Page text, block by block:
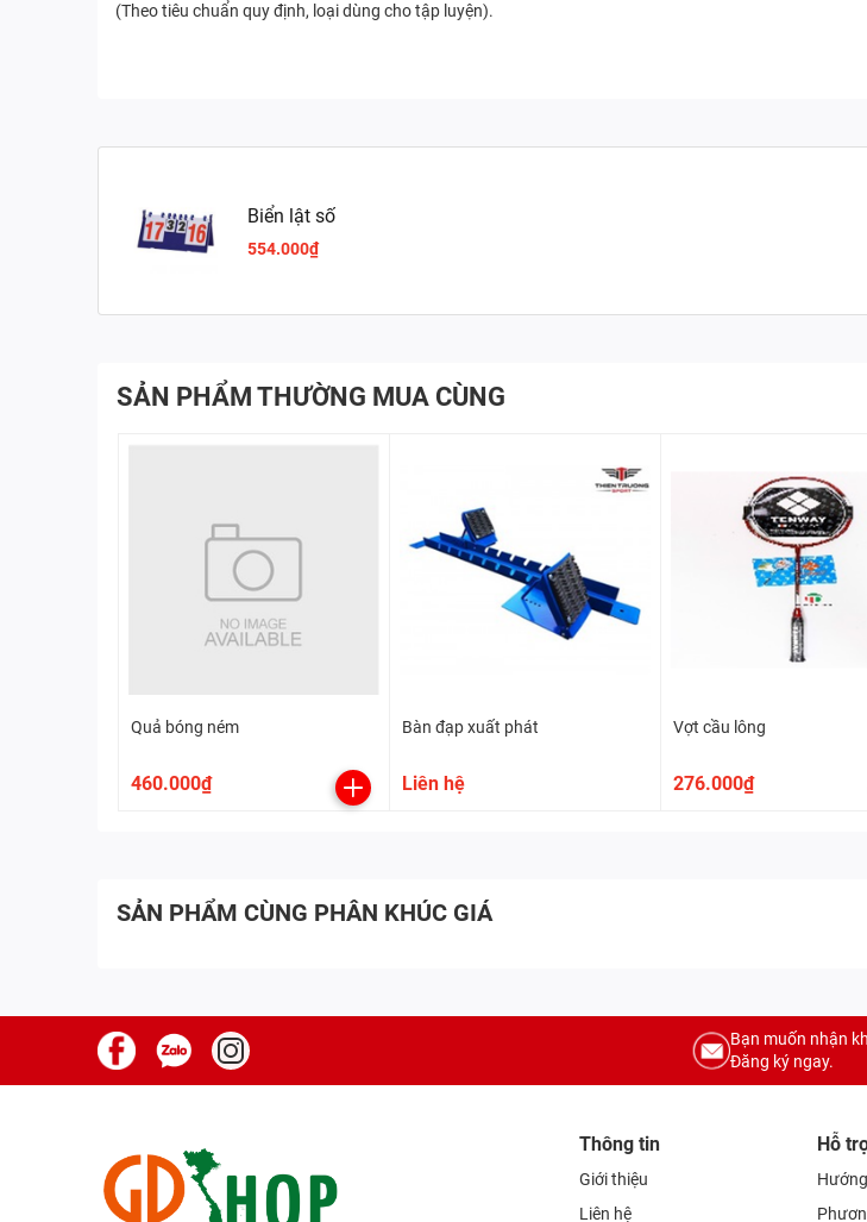
(Theo tiêu chuẩn quy định, loại dùng cho tập luyện).
Biển lật số
554.000₫
SẢN PHẨM THƯỜNG MUA CÙNG
Quả bóng ném
460.000₫
Bàn đạp xuất phát
Liên hệ
Vợt cầu lông
276.000₫
SẢN PHẨM CÙNG PHÂN KHÚC GIÁ
Bạn muốn nhận
Đăng ký ngay.
Thông tin
Giới thiệu
Liên hệ
Hỗ